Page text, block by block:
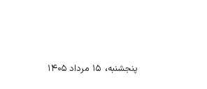
پنجشنبه، ۱۵ مرداد ۱۴۰۵